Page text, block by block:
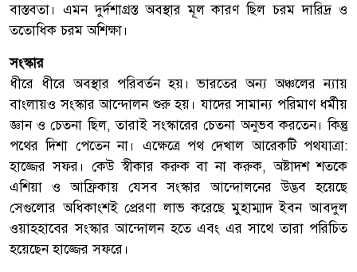
বাস্তবতা। এমন দুর্দশাগ্রস্ত অবস্থার মূল কারণ ছিল চরম দারিদ্র ও
ততোধিক চরম অশিক্ষা।
সংস্কার
ধীরে ধীরে অবস্থার পরিবর্তন হয়। ভারতের অন্য অঞ্চলের ন্যায়
বাংলায়ও সংস্কার আন্দোলন শুরু হয়। যাদের সামান্য পরিমাণ ধর্মীয়
জ্ঞান ও চেতনা ছিল, তারাই সংস্কারের চেতনা অনুভব করতেন। কিন্তু
পথের দিশা পেতেন না। এক্ষেত্রে পথ দেখাল আরেকটি পথযাত্রা:
হাজ্জের সফর। কেউ স্বীকার করুক বা না করুক, অষ্টাদশ শতকে
এশিয়া ও আফ্রিকায় যেসব সংস্কার আন্দোলনের উদ্ভব হয়েছে
সেগুলোর অধিকাংশই প্রেরণা লাভ করেছে মুহাম্মাদ ইবন আবদুল
ওয়াহহাবের সংস্কার আন্দোলন হতে এবং এর সাথে তারা পরিচিত
হয়েছেন হাজ্জের সফরে।